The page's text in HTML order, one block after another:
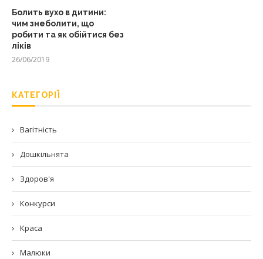
Болить вухо в дитини:
чим знеболити, що
робити та як обійтися без
ліків
26/06/2019
КАТЕГОРІЇ
Вагітність
Дошкільнята
Здоров'я
Конкурси
Краса
Малюки